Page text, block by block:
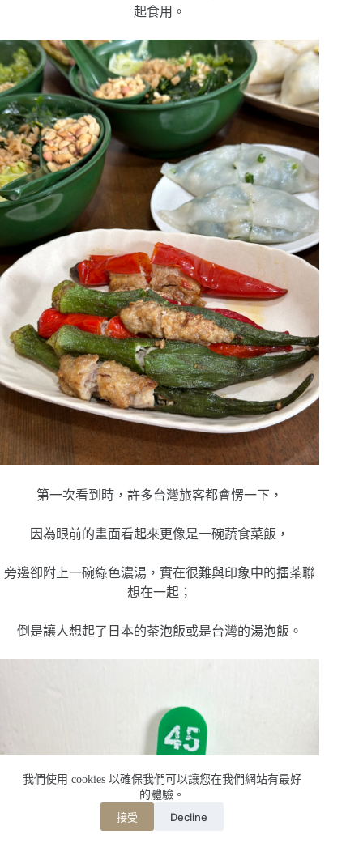
我們使用 cookies 以確保我們可以讓您在我們網站有最好
的體驗。
接受 Decline
起食用。
第一次看到時，許多台灣旅客都會愣一下，
因為眼前的畫面看起來更像是一碗蔬食菜飯，
旁邊卻附上一碗綠色濃湯，實在很難與印象中的擂茶聯
想在一起；
倒是讓人想起了日本的茶泡飯或是台灣的湯泡飯。